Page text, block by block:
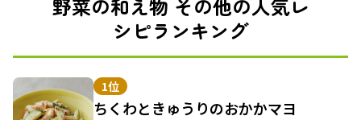
野菜の和え物 その他の人気レ
シピランキング
1位
ちくわときゅうりのおかかマヨ